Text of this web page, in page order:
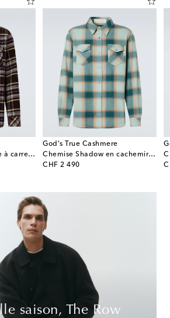
Chemise en cachemire à carreaux et émeraudes
God's True Cashmere
Chemise Shadow en cachemire à carreaux
CHF 2 490
original price
saison, The Row